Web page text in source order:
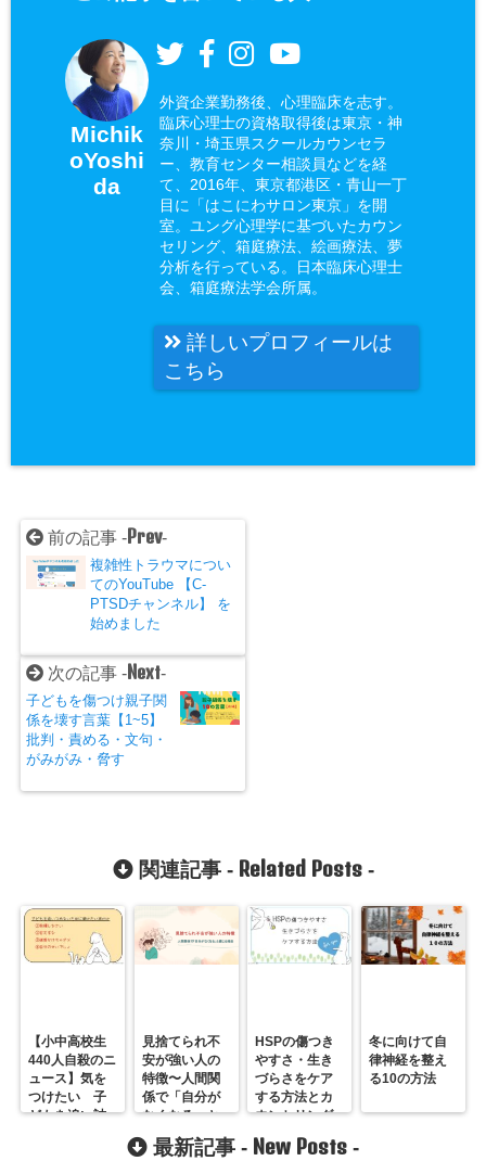
Michik
oYoshi
da
外資企業勤務後、心理臨床を志す。
臨床心理士の資格取得後は東京・神
奈川・埼玉県スクールカウンセラ
ー、教育センター相談員などを経
て、2016年、東京都港区・青山一丁
目に「はこにわサロン東京」を開
室。ユング心理学に基づいたカウン
セリング、箱庭療法、絵画療法、夢
分析を行っている。日本臨床心理士
会、箱庭療法学会所属。
詳しいプロフィールは
こちら
前の記事 - Prev-
複雑性トラウマについ
てのYouTube 【C-
PTSDチャンネル】 を
始めました
次の記事 - Next-
子どもを傷つけ親子関
係を壊す言葉【1~5】
批判・責める・文句・
がみがみ・脅す
関連記事 - Related Posts-
【小中高校生
440人自殺のニ
ュース】気を
つけたい 子
どもを追い詰
見捨てられ不
安が強い人の
特徴〜人間関
係で「自分が
なくなる」と
感じる理由
HSPの傷つき
やすさ・生き
づらさをケア
する方法とカ
ウンセリング
冬に向けて自
律神経を整え
る10の方法
最新記事 - New Posts -